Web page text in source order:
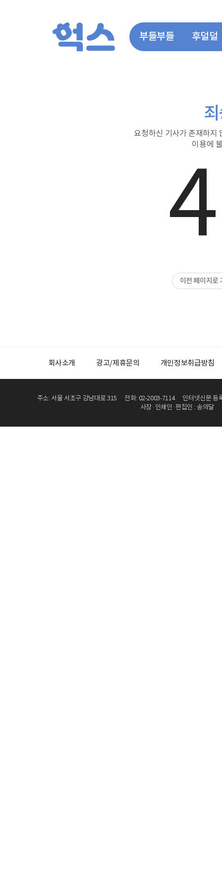
부들부들 후덜덜
요청하신 기사가 존재하지
이용에
이전 페이지로
회사소개 광고/제휴문의 개인정보취급방침
주소: 서울 서초구 강남대로 315 전화: 02-2003-7114
인터넷신문 등
사장·인쇄인·편집인 : 송의달